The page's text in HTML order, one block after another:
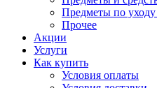
Предметы по
Прочее
Акции
Услуги
Как купить
Условия оплаты